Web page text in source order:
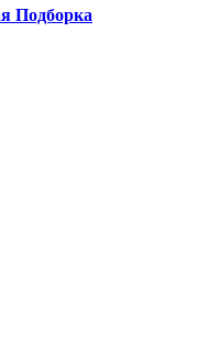
Подборка